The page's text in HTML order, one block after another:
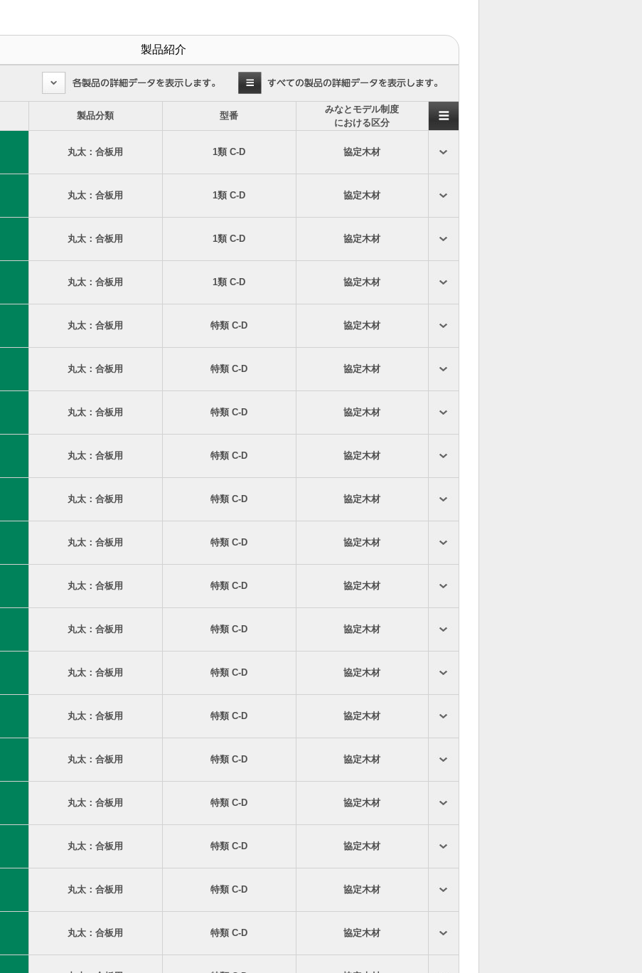
製品紹介
製品分類 型番
みなとモデル制度
における区分
丸太：合板用 1類 C-D 協定木材
丸太：合板用 1類 C-D 協定木材
丸太：合板用 1類 C-D 協定木材
丸太：合板用 1類 C-D 協定木材
丸太：合板用 特類 C-D 協定木材
丸太：合板用 特類 C-D 協定木材
丸太：合板用 特類 C-D 協定木材
丸太：合板用 特類 C-D 協定木材
丸太：合板用 特類 C-D 協定木材
丸太：合板用 特類 C-D 協定木材
丸太：合板用 特類 C-D 協定木材
丸太：合板用 特類 C-D 協定木材
丸太：合板用 特類 C-D 協定木材
丸太：合板用 特類 C-D 協定木材
丸太：合板用 特類 C-D 協定木材
丸太：合板用 特類 C-D 協定木材
丸太：合板用 特類 C-D 協定木材
丸太：合板用 特類 C-D 協定木材
丸太：合板用 特類 C-D 協定木材